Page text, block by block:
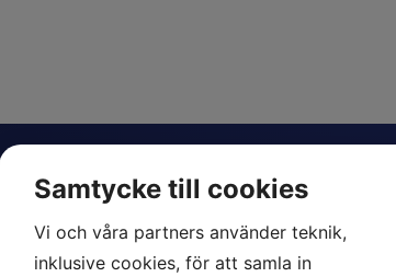
skillnad
Samtycke till cookies
Vi och våra partners använder teknik,
inklusive cookies, för att samla in